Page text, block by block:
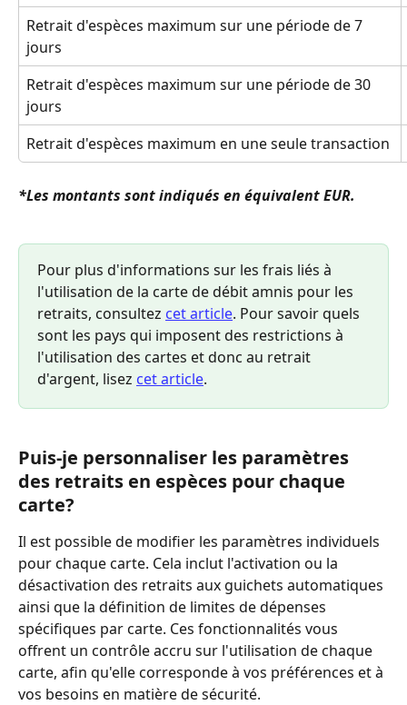
Retrait d'espèces maximum sur une période de 7
jours
Retrait d'espèces maximum sur une période de 30
jours
Retrait d'espèces maximum en une seule transaction
*Les montants sont indiqués en équivalent EUR.
Pour plus d'informations sur les frais liés à
l'utilisation de la carte de débit amnis pour les
retraits, consultez cet article. Pour savoir quels
sont les pays qui imposent des restrictions à
l'utilisation des cartes et donc au retrait
d'argent, lisez cet article.
Puis-je personnaliser les paramètres
des retraits en espèces pour chaque
carte?
Il est possible de modifier les paramètres individuels
pour chaque carte. Cela inclut l'activation ou la
désactivation des retraits aux guichets automatiques
ainsi que la définition de limites de dépenses
spécifiques par carte. Ces fonctionnalités vous
offrent un contrôle accru sur l'utilisation de chaque
carte, afin qu'elle corresponde à vos préférences et à
vos besoins en matière de sécurité.